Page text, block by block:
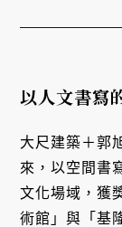
以人文書寫
大尺建築＋郭
來，以空間書
文化場域，獲
術館」與「基